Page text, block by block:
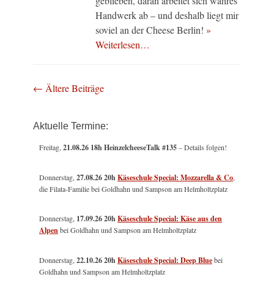
Handwerk ab – und deshalb liegt mir
soviel an der Cheese Berlin! »
Weiterlesen…
Beitragsnavigation
← Ältere Beiträge
Aktuelle Termine:
Freitag, 21.08.26 18h HeinzelcheeseTalk #135– Details folgen!
Donnerstag, 27.08.26 20hKäseschule Special: Mozzarella & Co
die Filata-Familie bei Goldhahn und Sampson am Helmholtzplatz
Donnerstag, 17.09.26 20hKäseschule Special: Käse aus den
Alpenbei Goldhahn und Sampson am Helmholtzplatz
Donnerstag, 22.10.26 20hKäseschule Special: Deep Bluebei
Goldhahn und Sampson am Helmholtzplatz